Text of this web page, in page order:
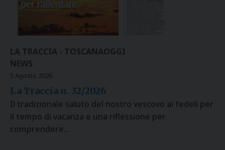
LA TRACCIA - TOSCANAOGGI
NEWS
5 Agosto 2026
La Traccia n. 32/2026
Il tradizionale saluto del nostro vescovo ai fedeli per
il tempo di vacanza e una riflessione per
comprendere…